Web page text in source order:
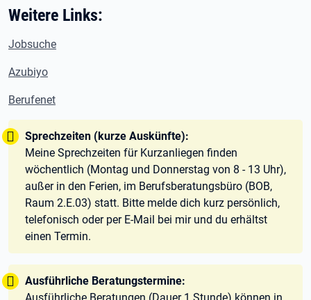
Weitere Links:
Jobsuche
Azubiyo
Berufenet
Tipp:
Sprechzeiten (kurze Auskünfte):
Meine Sprechzeiten für Kurzanliegen finden
wöchentlich (Montag und Donnerstag von 8 - 13 Uhr),
außer in den Ferien, im Berufsberatungsbüro (BOB,
Raum 2.E.03) statt. Bitte melde dich kurz persönlich,
telefonisch oder per E-Mail bei mir und du erhältst
einen Termin.
Tipp:
Ausführliche Beratungstermine: